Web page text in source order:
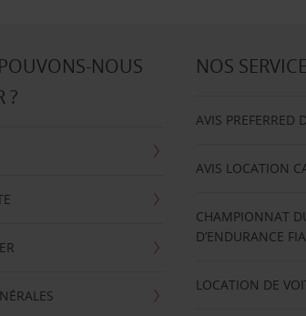
NOUS
?
NOS
AVIS PREFERRED
AVIS LOCATION
CHAMPIONNAT
D’ENDURANCE
LOCATION DE